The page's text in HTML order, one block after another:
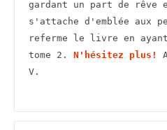
gardant un part de rêve
s'attache d'emblée aux
referme le livre en
tome 2. N'hésitez plus!
V.